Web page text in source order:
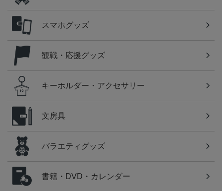
スマホグッズ
観戦・応援グッズ
キーホルダー・アクセサリー
文房具
バラエティグッズ
書籍・DVD・カレンダー